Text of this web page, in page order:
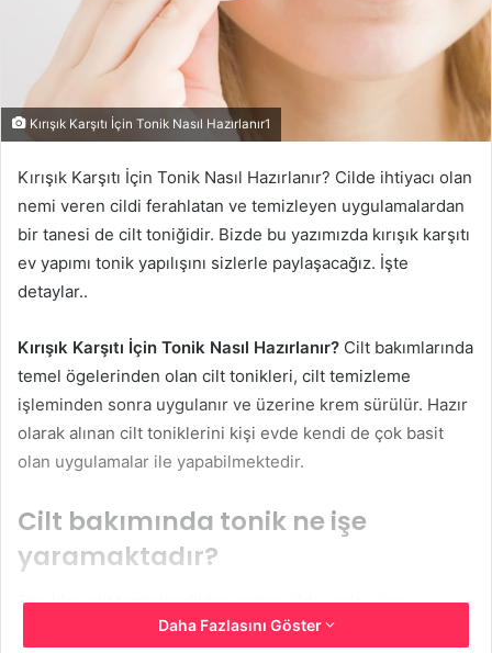
Kırışık Karşıtı İçin Tonik Nasıl Hazırlanır1
Kırışık Karşıtı İçin Tonik Nasıl Hazırlanır? Cilde ihtiyacı olan
nemi veren cildi ferahlatan ve temizleyen uygulamalardan
bir tanesi de cilt toniğidir. Bizde bu yazımızda kırışık karşıtı
ev yapımı tonik yapılışını sizlerle paylaşacağız. İşte
detaylar..
Kırışık Karşıtı İçin Tonik Nasıl Hazırlanır? Cilt bakımlarında
temel ögelerinden olan cilt tonikleri, cilt temizleme
işleminden sonra uygulanır ve üzerine krem sürülür. Hazır
olarak alınan cilt toniklerini kişi evde kendi de çok basit
olan uygulamalar ile yapabilmektedir.
Cilt bakımında tonik ne işe
yaramaktadır?
Tonikler, cilt temizlendikten sonra cilde yada yüze
uygulanmakta olan ve temizleyici özelliği bulunan
Daha Fazlasını Göster